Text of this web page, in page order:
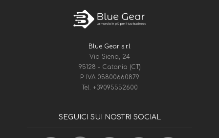
Blue Gear s.r.l
Via Siena, 24
95128 - Catania (CT)
P. IVA 05800660879
Tel. +39095552600
SEGUICI SUI NOSTRI SOCIAL